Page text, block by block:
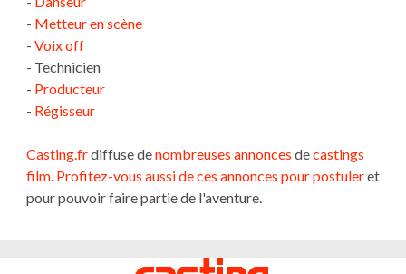
- Metteur en scène
- Voix off
- Technicien
- Producteur
- Régisseur
Casting.frdiffuse denombreuses annonces decastings
film. Profitez-vous aussi de ces annonces pour postuleret
pour pouvoir faire partie de l'aventure.